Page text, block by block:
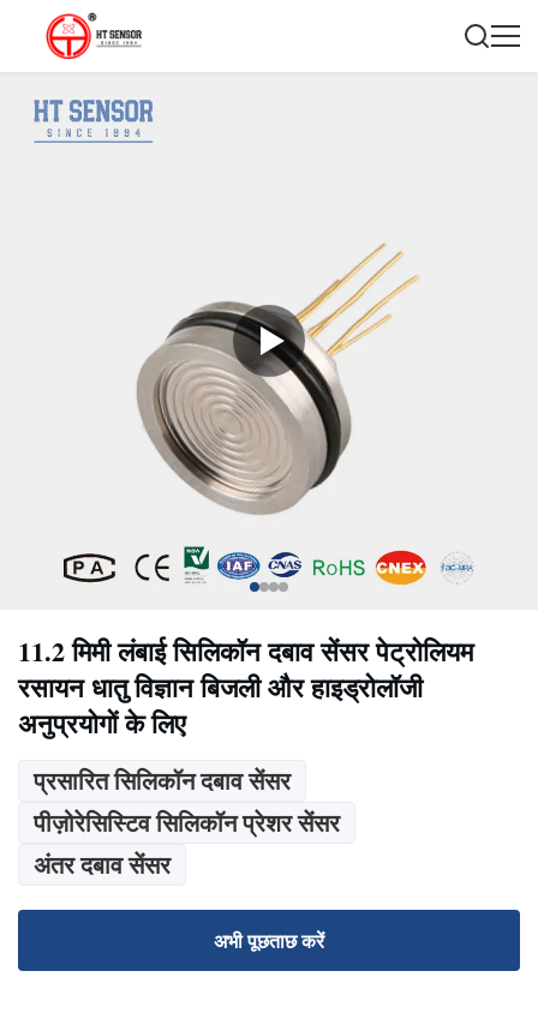
11.2 मिमी लंबाई सिलिकॉन दबाव सेंसर पेट्रोलियम
रसायन धातु विज्ञान बिजली और हाइड्रोलॉजी
अनुप्रयोगों के लिए
प्रसारित सिलिकॉन दबाव सेंसर
पीज़ोरेसिस्टिव सिलिकॉन प्रेशर सेंसर
अंतर दबाव सेंसर
अभी पूछताछ करें